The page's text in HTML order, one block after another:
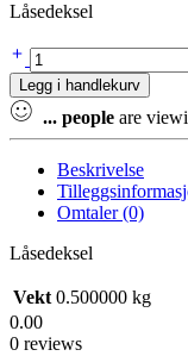
Låsedeksel
Låsedeksel
quantity
Legg i handlekurv
... people are
Beskrivelse
Omtaler (0)
Låsedeksel
Vekt 0.500000 kg
0.00
0 reviews